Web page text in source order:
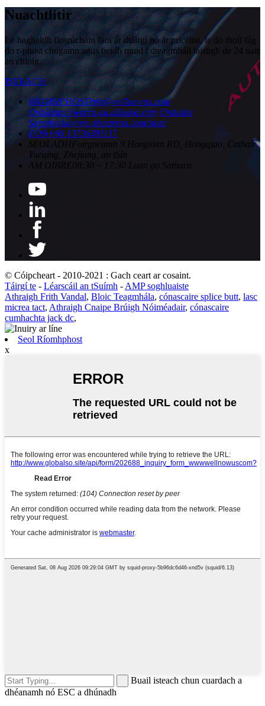
Nuachtlitir
Le haghaidh fiosrúcháin faoi ár dtáirgí nó ár pricelist, le do thoil fág
do r-phost chugainn agus beidh muid i dteagmháil laistigh de 24 uair
an chloig.
ISTEACH
RÍOMHPHOSTinfo@wellnowus.com
Ordúhttps://wnrcn.ga.alibaba.com Orduithe
Samplachawnre.aliexpress.com/store
FÓN+86 13736381117
SEOLADHFoirgneamh 9 Hongxian RD, Hongqiao, Cathair
Yueqing, Zhejiang, an tSín
AM OIBRE 08:30 ~ 17:30 Luan go Satharn
© Cóipcheart - 2010-2021 : Gach ceart ar cosaint.
Táirgí te - Léarscáil an tSuímh - AMP soghluaiste
Athraigh Frith Vandal, Bloic Teagmhála, cónascaire splice butt, lasc
micrea tact, Athraigh Cnaipe Brúigh Nóiméadair, cónascaire
cumhachta jack dc,
Seol Ríomhphost
x
Buail isteach chun cuardach a
dhéanamh nó ESC a dhúnadh